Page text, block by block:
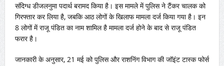
संदिग्ध डीजलनुमा पदार्थ बरामद किया है। इस मामले में पुलिस ने टैंकर चालक को
गिरफ्तार कर लिया है, जबकि आठ लोगों के खिलाफ मामला दर्ज किया गया है। इन
8 लोगों में राजू पंडित का नाम शामिल है मामला दर्ज होने के बाद से राजू पंडित
फरार है।
जानकारी के अनुसार, 21 मई को पुलिस और राशनिंग विभाग की जॉइंट टास्क फोर्स